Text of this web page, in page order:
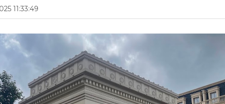
11:33:49